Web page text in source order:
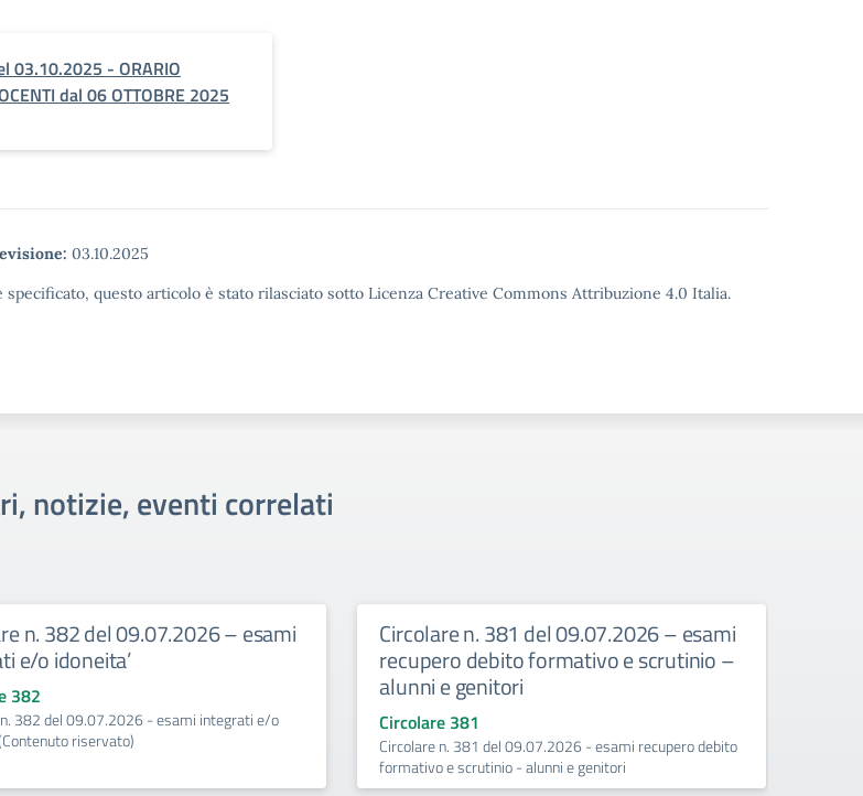
03.10.2025 - ORARIO
dal 06 OTTOBRE 2025
03.10.2025
specificato, questo articolo è stato rilasciato sotto Licenza Creative Commons Attribuzione 4.0 Italia.
notizie, eventi correlati
n. 382 del 09.07.2026 – esami
e/o idoneita’
382
382 del 09.07.2026 - esami integrati e/o
riservato)
Circolare n. 381 del 09.07.2026 – esami
recupero debito formativo e scrutinio –
alunni e genitori
Circolare 381
Circolare n. 381 del 09.07.2026 - esami recupero debito
formativo e scrutinio - alunni e genitori